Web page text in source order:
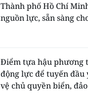
Thành phố Hồ Chí
nguồn lực, sẵn sàng
Điểm tựa hậu phương
động lực để tuyến đầu
vệ chủ quyền biển, đảo